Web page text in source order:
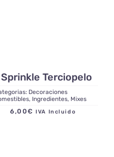
Sprinkle Terciopelo
Decoraciones
, Ingredientes, Mixes
6,00€ IVA Incluido